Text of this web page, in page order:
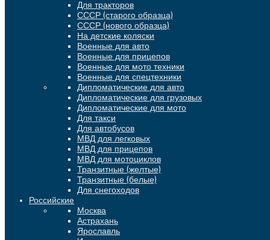
Для тракторов
СССР (старого образца)
СССР (нового образца)
На детские коляски
Военные для авто
Военные для прицепов
Военные для мото техники
Военные для спецтехники
Дипломатические для авто
Дипломатические для грузовых
Дипломатические для мото
Для такси
Для автобусов
МВД для легковых
МВД для прицепов
МВД для мотоциклов
Транзитные (желтые)
Транзитные (белые)
Для снегоходов
Российские
Москва
Астрахань
Ярославль